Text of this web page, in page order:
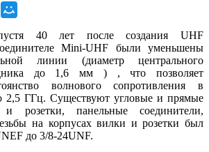
40 лет после создания UHF
Mini-UHF были уменьшены
линии (диаметр центрального
до 1,6 мм ) , что позволяет
волнового сопротивления в
2,5 ГГц. Существуют угловые и прямые
розетки, панельные соединители,
на корпусах вилки и розетки был
до 3/8-24UNF.